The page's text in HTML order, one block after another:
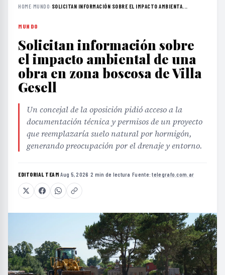
HOME›MUNDO› SOLICITAN INFORMACIÓN SOBRE EL IMPACTO AMBIENTA...
MUNDO
Solicitan información sobre
el impacto ambiental de una
obra en zona boscosa de Villa
Gesell
Un concejal de la oposición pidió acceso a la
documentación técnica y permisos de un proyecto
que reemplazaría suelo natural por hormigón,
generando preocupación por el drenaje y entorno.
EDITORIAL TEAM·Aug 5, 2026 ·2 min de lectura ·Fuente:telegrafo.com.ar